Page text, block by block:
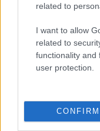
related to
I want to allow
related to
functionality and
user protection.
CONFIRM